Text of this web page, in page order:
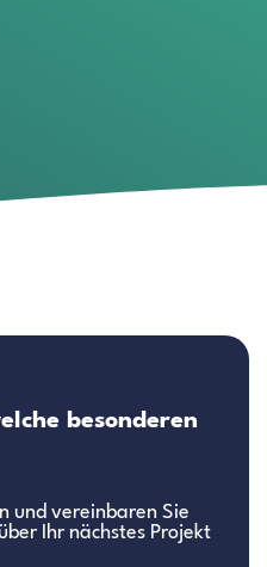
besonderen
und vereinbaren Sie
Ihr nächstes Projekt